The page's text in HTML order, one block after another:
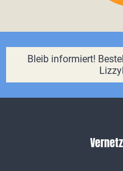
Bleib informiert!